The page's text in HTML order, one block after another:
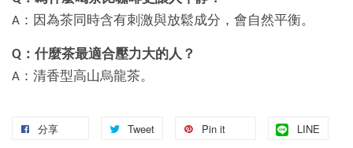
A：因為茶同時含有刺激與放鬆成分，會自然平衡。
Q：什麼茶最適合壓力大的人？
A：清香型高山烏龍茶。
分享 Tweet Pin it LINE